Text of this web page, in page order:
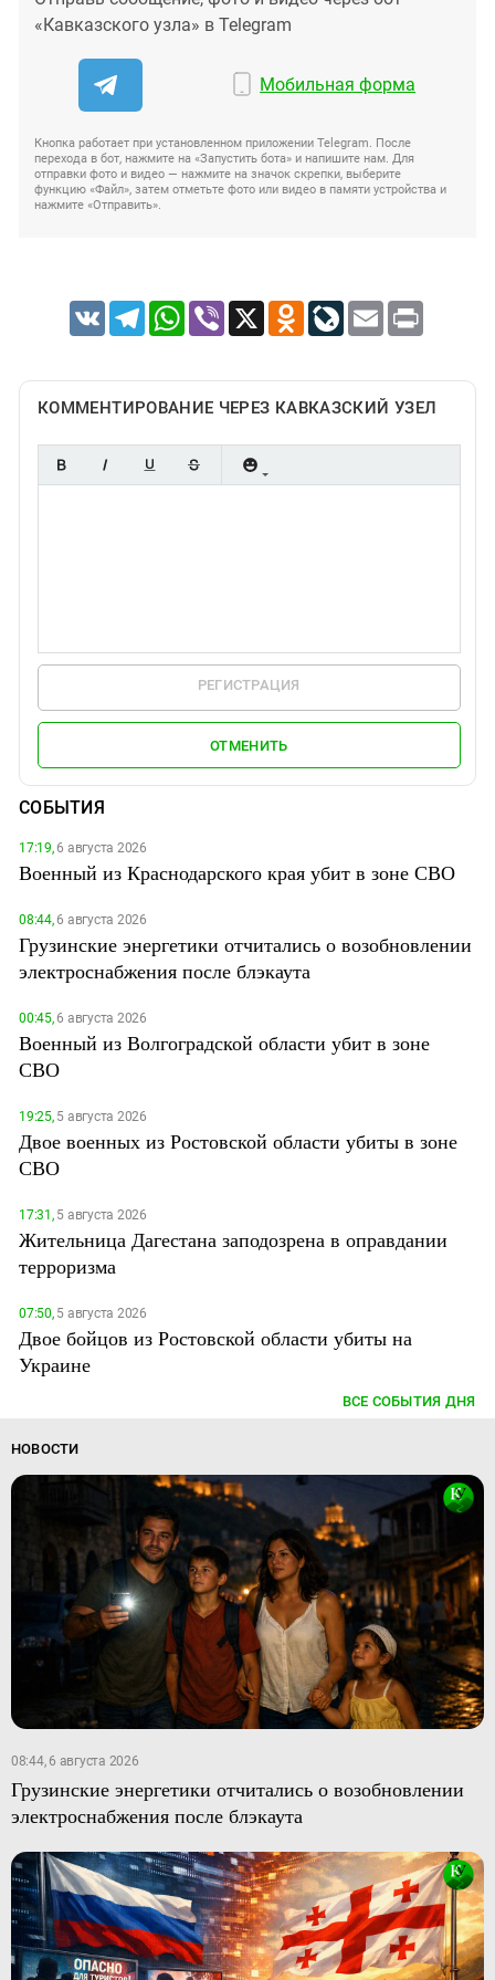
«Кавказского узла» в Telegram
Мобильная форма
Кнопка работает при установленном приложении Telegram. После
перехода в бот, нажмите на «Запустить бота» и напишите нам. Для
отправки фото и видео — нажмите на значок скрепки, выберите
функцию «Файл», затем отметьте фото или видео в памяти устройства и
нажмите «Отправить».
VK TelegramWhatsApp
Viber X Odnoklassniki
LiveJournal
Email Print
КОММЕНТИРОВАНИЕ ЧЕРЕЗ КАВКАЗСКИЙ УЗЕЛ
РЕГИСТРАЦИЯ
ОТМЕНИТЬ
СОБЫТИЯ
17:19,6 августа 2026
Военный из Краснодарского края убит в зоне СВО
08:44,6 августа 2026
Грузинские энергетики отчитались о возобновлении
электроснабжения после блэкаута
00:45,6 августа 2026
Военный из Волгоградской области убит в зоне
СВО
19:25,5 августа 2026
Двое военных из Ростовской области убиты в зоне
СВО
17:31,5 августа 2026
Жительница Дагестана заподозрена в оправдании
терроризма
07:50,5 августа 2026
Двое бойцов из Ростовской области убиты на
Украине
ВСЕ СОБЫТИЯ ДНЯ
НОВОСТИ
08:44, 6 августа 2026
Грузинские энергетики отчитались о возобновлении
электроснабжения после блэкаута